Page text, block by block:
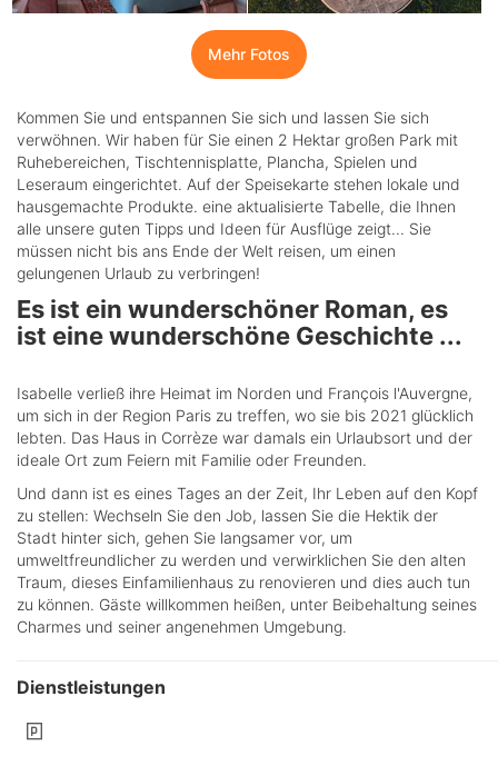
Mehr Fotos
Kommen Sie und entspannen Sie sich und lassen Sie sich
verwöhnen. Wir haben für Sie einen 2 Hektar großen Park mit
Ruhebereichen, Tischtennisplatte, Plancha, Spielen und
Leseraum eingerichtet. Auf der Speisekarte stehen lokale und
hausgemachte Produkte. eine aktualisierte Tabelle, die Ihnen
alle unsere guten Tipps und Ideen für Ausflüge zeigt... Sie
müssen nicht bis ans Ende der Welt reisen, um einen
gelungenen Urlaub zu verbringen!
Es ist ein wunderschöner Roman, es
ist eine wunderschöne Geschichte ...
Isabelle verließ ihre Heimat im Norden und François l'Auvergne,
um sich in der Region Paris zu treffen, wo sie bis 2021 glücklich
lebten. Das Haus in Corrèze war damals ein Urlaubsort und der
ideale Ort zum Feiern mit Familie oder Freunden.
Und dann ist es eines Tages an der Zeit, Ihr Leben auf den Kopf
zu stellen: Wechseln Sie den Job, lassen Sie die Hektik der
Stadt hinter sich, gehen Sie langsamer vor, um
umweltfreundlicher zu werden und verwirklichen Sie den alten
Traum, dieses Einfamilienhaus zu renovieren und dies auch tun
zu können. Gäste willkommen heißen, unter Beibehaltung seines
Charmes und seiner angenehmen Umgebung.
Dienstleistungen